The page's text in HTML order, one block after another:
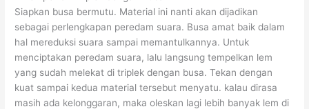
Siapkan busa bermutu. Material ini nanti akan dijadikan
sebagai perlengkapan peredam suara. Busa amat baik dalam
hal mereduksi suara sampai memantulkannya. Untuk
menciptakan peredam suara, lalu langsung tempelkan lem
yang sudah melekat di triplek dengan busa. Tekan dengan
kuat sampai kedua material tersebut menyatu. kalau dirasa
masih ada kelonggaran, maka oleskan lagi lebih banyak lem di